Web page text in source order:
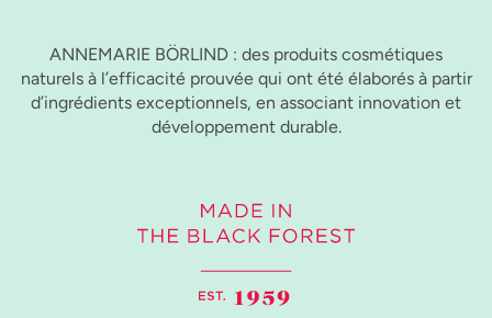
ANNEMARIE BÖRLIND : des produits cosmétiques
naturels à l’efficacité prouvée qui ont été élaborés à partir
d’ingrédients exceptionnels, en associant innovation et
développement durable.